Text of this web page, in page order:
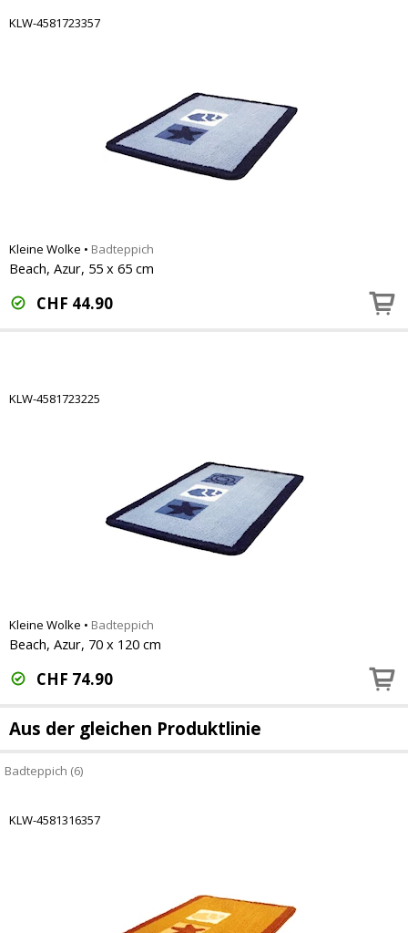
KLW-4581723357
Kleine Wolke • Badteppich
Beach, Azur, 55 x 65 cm
CHF 44.90
KLW-4581723225
Kleine Wolke • Badteppich
Beach, Azur, 70 x 120 cm
CHF 74.90
Aus der gleichen Produktlinie
Badteppich (6)
KLW-4581316357